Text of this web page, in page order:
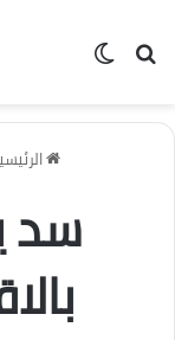
بحث عن
سد